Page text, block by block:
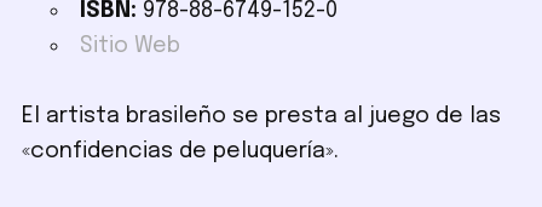
ISBN: 978-88-6749-152-0
Sitio Web
El artista brasileño se presta al juego de las
«confidencias de peluquería».